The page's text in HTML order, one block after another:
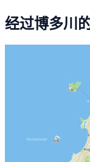
经过博多川